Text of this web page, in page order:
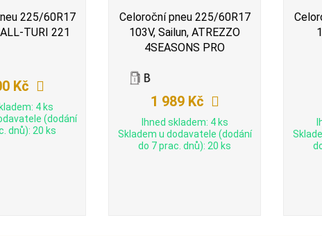
225/60R17
TURI 221
Kč
4 ks
(dodání
dnů): 20 ks
Celoroční pneu 225/60R17
103V, Sailun, ATREZZO
4SEASONS PRO
1 989 Kč
Ihned skladem: 4 ks
Skladem u dodavatele (dodání
do 7 prac. dnů): 20 ks